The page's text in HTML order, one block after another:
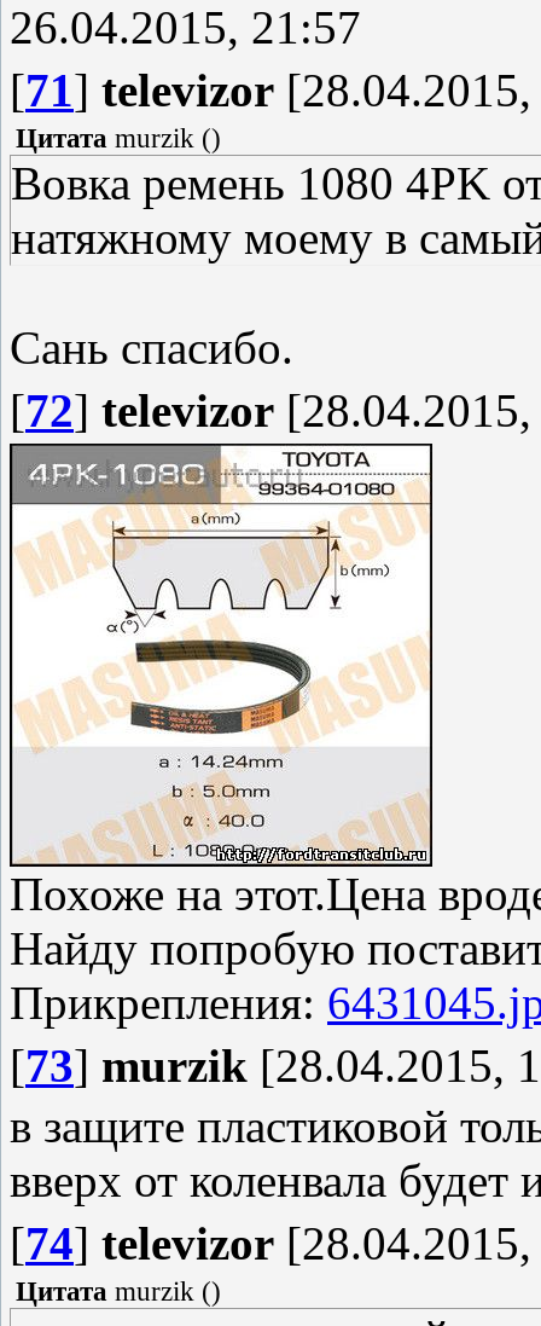
26.04.2015, 21:57
[71] televizor
Цитата murzik ()
Вовка ремень 1080 4PK
натяжному моему в
Сань спасибо.
[72] televizor
Похоже на этот.Цена
Найду попробую
Прикрепления:
[73] murzik [28.04.2015,
в защите пластиковой
вверх от коленвала
[74] televizor
Цитата murzik ()